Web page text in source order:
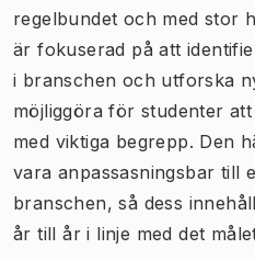
regelbundet och med stor
är fokuserad på att
i branschen och utforska
möjliggöra för studenter
med viktiga begrepp. Den
vara anpassasningsbar till
branschen, så dess
år till år i linje med det